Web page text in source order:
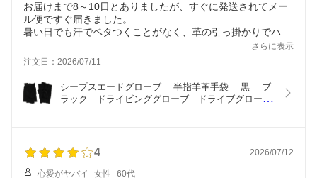
お届けまで8～10日とありましたが、すぐに発送されてメー
ル便ですぐ届きました。
暑い日でも汗でベタつくことがなく、革の引っ掛かりでハン
はめるのはスムーズですが、フィットしているため外すのは
そのまま車外に出てしまうほど馴染みます。
さらに表示
注文日：2026/07/11
シープスエードグローブ 　半指羊革手袋　 黒 　ブ
ラック　ドライビンググローブ　ドライブグローブ
4 2026/07/12
心愛がヤバイ 女性 60代